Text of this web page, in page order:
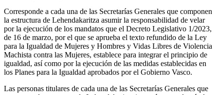
Corresponde a cada una de las Secretarías Generales que componen
la estructura de Lehendakaritza asumir la responsabilidad de velar
por la ejecución de los mandatos que el Decreto Legislativo 1/2023,
de 16 de marzo, por el que se aprueba el texto refundido de la Ley
para la Igualdad de Mujeres y Hombres y Vidas Libres de Violencia
Machista contra las Mujeres, establece para integrar el principio de
igualdad, así como por la ejecución de las medidas establecidas en
los Planes para la Igualdad aprobados por el Gobierno Vasco.
Las personas titulares de cada una de las Secretarías Generales que